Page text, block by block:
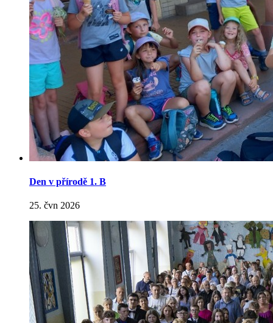
Den v přírodě 1. B
25. čvn 2026